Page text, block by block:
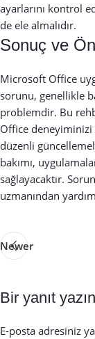
ayarlarını kontrol
de ele almalıdır.
Sonuç ve
Microsoft Office
sorunu, genellikle
problemdir. Bu
Office
düzenli
bakımı,
sağlayacaktır.
uzmanından
Newer
Bir yanıt yazın
E-posta adresiniz